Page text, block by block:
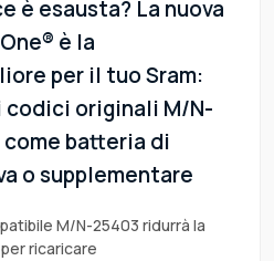
è esausta? La nuova
è la
per il tuo Sram:
originali M/N-
batteria di
o supplementare
M/N-25403 ridurrà la
ricaricare